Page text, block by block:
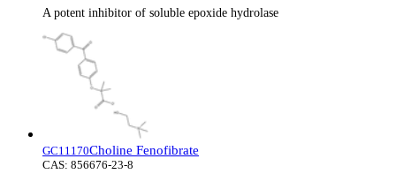
A potent inhibitor of soluble epoxide hydrolase
GC11170Choline Fenofibrate
CAS: 856676-23-8